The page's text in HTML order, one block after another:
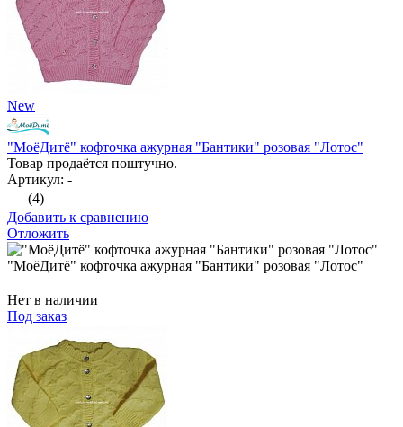
New
"МоёДитё" кофточка ажурная "Бантики" розовая "Лотос"
Товар продаётся поштучно.
Артикул: -
(4)
Добавить к сравнению
Отложить
"МоёДитё" кофточка ажурная "Бантики" розовая "Лотос"
Нет в наличии
Под заказ